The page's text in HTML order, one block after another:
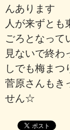
んあります
人が来ずとも
ごろとなっ
見ないで終
しでも梅ま
菅原さんもき
せん☆